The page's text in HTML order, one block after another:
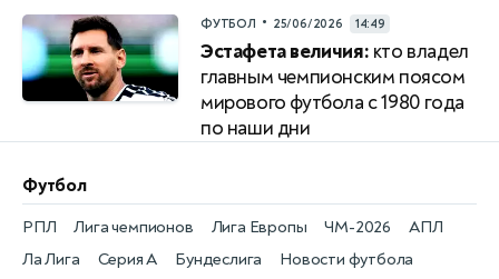
ФУТБОЛ • 25/06/2026 14:49
Эстафета величия: кто владел
главным чемпионским поясом
мирового футбола с 1980 года
по наши дни
Футбол
Новости футбола
РПЛ Лига чемпионов Лига Европы ЧМ-2026 АПЛ
Ла Лига Серия А Бундеслига